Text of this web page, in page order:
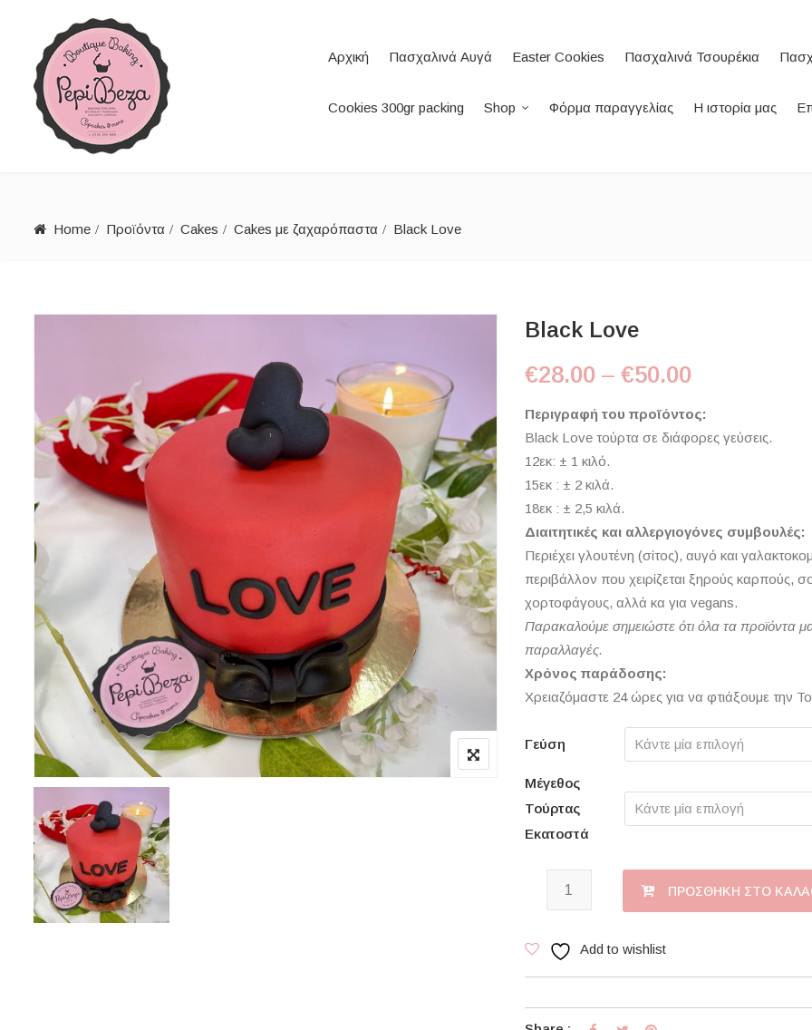
Αρχική Πασχαλινά Αυγά Easter Cookies Πασχαλινά Τσουρέκια
Cookies 300gr packing Shop Φόρμα παραγγελίας Η ιστορία μας
Home Προϊόντα Cakes Cakes με ζαχαρόπαστα Black Love
Black Love
€28.00 – €50.00Price
Περιγραφή του προϊόντος:
Black Love τούρτα σε διάφορες γεύσεις.
12εκ: ± 1 κιλό.
15εκ : ± 2 κιλά.
18εκ : ± 2,5 κιλά.
Διαιτητικές και αλλεργιογόνες συμβουλές:
Περιέχει γλουτένη (σίτος), αυγό και
περιβάλλον που χειρίζεται ξηρούς καρπούς,
χορτοφάγους, αλλά κα για vegans.
Παρακαλούμε σημειώστε ότι όλα τα προϊόντα
παραλλαγές.
Χρόνος παράδοσης:
Χρειαζόμαστε 24 ώρες για να φτιάξουμε την
Γεύση
Μέγεθος
Τούρτας
Εκατοστά
ΠΡΟΣΘΉΚΗ ΣΤΟ
Add to wishlist